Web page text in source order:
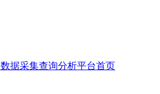
据采集查询分析平台首页